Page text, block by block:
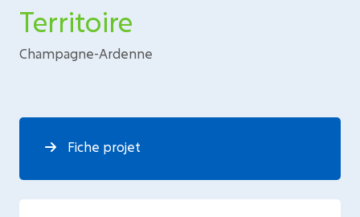
Territoire
Champagne-Ardenne
Fiche projet